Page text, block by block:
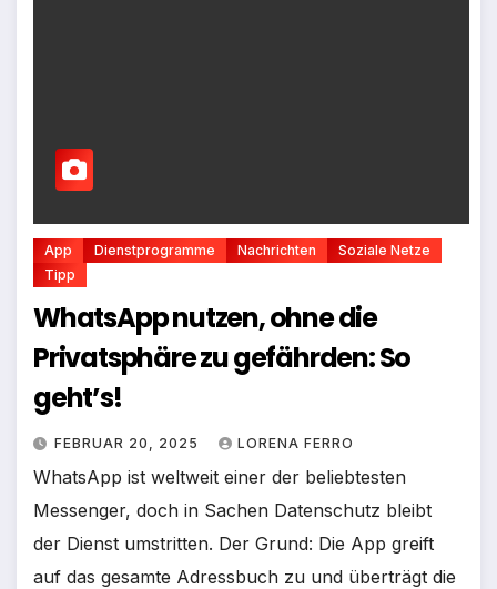
App Dienstprogramme Nachrichten
Soziale Netze
Tipp
WhatsApp nutzen, ohne die
Privatsphäre zu gefährden: So
geht’s!
FEBRUAR 20, 2025 LORENA FERRO
WhatsApp ist weltweit einer der beliebtesten
Messenger, doch in Sachen Datenschutz bleibt
der Dienst umstritten. Der Grund: Die App greift
auf das gesamte Adressbuch zu und überträgt die